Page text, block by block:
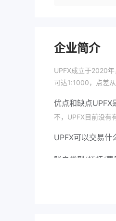
企业简介
UPFX成立于2020
可达1:1000，点差
优点和缺点UPFX
不，UPFX目前没有
UPFX可以交易什
账户类型/杠杆/费